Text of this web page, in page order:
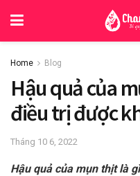
Home Blog
Hậu quả của
điều trị được
Tháng 10 6, 2022
Hậu quả của mụn thịt là